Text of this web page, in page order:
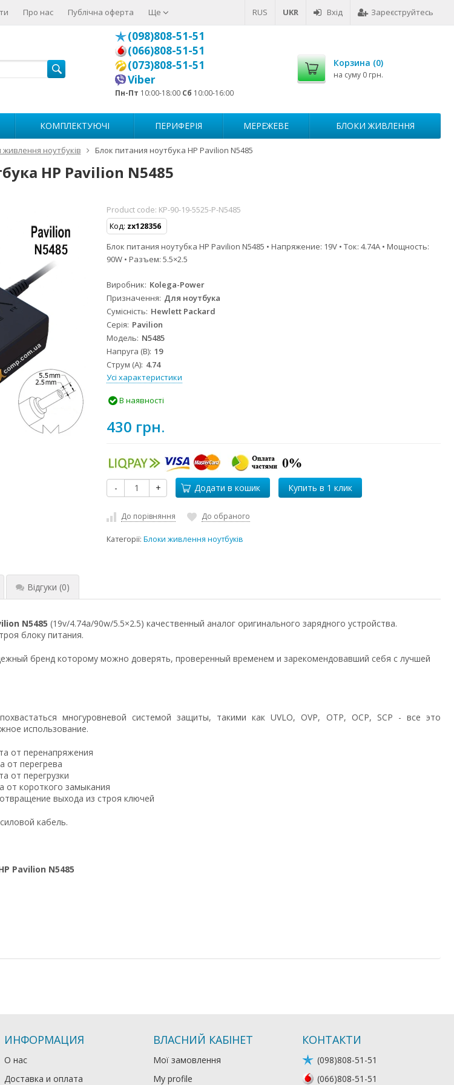
RUS UKR Вхід Зареєструйтесь
Про нас Публічна оферта Ще
(098)808-51-51
(066)808-51-51
(073)808-51-51
Viber
Пн-Пт 10:00-18:00 Сб 10:00-16:00
Корзина (0)
на суму 0 грн.
КОМПЛЕКТУЮЧІ ПЕРИФЕРІЯ МЕРЕЖЕВЕ БЛОКИ ЖИВЛЕННЯ
живлення ноутбуків Блок питания ноутбука HP Pavilion N5485
HP Pavilion N5485
Product code: KP-90-19-5525-P-N5485
Код: zx128356
Блок питания ноутубка HP Pavilion N5485 • Напряжение: 19V • Ток: 4.74A • Мощность:
90W • Разъем: 5.5×2.5
Виробник Kolega-Power
Призначення Для ноутбука
Сумісність Hewlett Packard
Серія Pavilion
Модель N5485
Напруга (В) 19
Струм (А) 4.74
Усі характеристики
В наявності
430 грн.
- + Додати в кошик
До порівняння До обраного
Категорії:Блоки живлення ноутбуків
Відгуки (0)
N5485 (19v/4.74a/90w/5.5×2.5) качественный аналог оригинального зарядного устройства.
блоку питания.
бренд которому можно доверять, проверенный временем и зарекомендовавший себя с лучшей
многуровневой системой защиты, такими как UVLO, OVP, OTP, OCP, SCP - все это
использование.
от перенапряжения
от перегрева
от перегрузки
короткого замыкания
выхода из строя ключей
кабель.
Pavilion N5485
ИНФОРМАЦИЯ
О нас
Доставка и оплата
ВЛАСНИЙ КАБІНЕТ
Мої замовлення
My profile
КОНТАКТИ
(098)808-51-51
(066)808-51-51